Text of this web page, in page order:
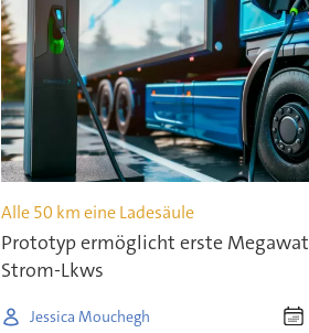
Alle 50 km eine Ladesäule
Prototyp ermöglicht erste
Strom-Lkws
Jessica Mouchegh